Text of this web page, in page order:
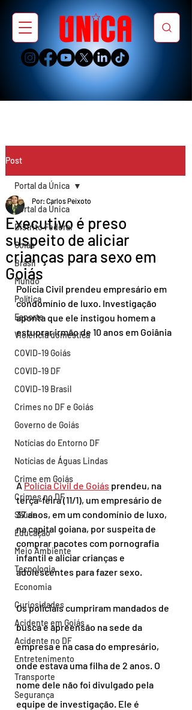
Post
Portal da Única
Distrito Federal
Goiás
Brasil
Mundo
Política
Esporte
Violência doméstica
COVID-19 Goiás
COVID-19 DF
COVID-19 Brasil
Crimes no DF e Goiás
Governo de Goiás
Notícias do Entorno DF
Notícias de Águas Lindas
Crime em Goiás
Crimes no DF
Saúde
Educação
Meio Ambiente
Tecnologia
Economia
Curiosidades
Acidente em Goiás
Acidente no DF
Entretenimento
Transporte
Segurança
Portal da Única
Executivo é preso
suspeito de aliciar
crianças para sexo em
Goiás
Por: Carlos Peixoto
Polícia Civil prendeu empresário em
condomínio de luxo. Investigação
aponta que ele instigou homem a
estuprar irmão de 10 anos em Goiânia
A Polícia Civil de Goiás prendeu, na
terça-feira (11/1), um empresário de
37 anos, em um condomínio de luxo,
na capital goiana, por suspeita de
comprar pacotes com pornografia
infantil e aliciar crianças e
adolescentes para fazer sexo.
Os policiais cumpriram mandados de
busca e apreensão na sede da
empresa e na casa do empresário,
onde estava uma filha de 2 anos. O
nome dele não foi divulgado pela
equipe de investigação. Ele é